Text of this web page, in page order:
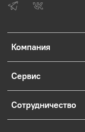
Компания
Сервис
Сотрудничество